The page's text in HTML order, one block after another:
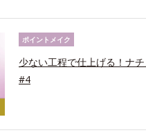
ポイントメイク
少ない工程で仕上げる！ナ
#4